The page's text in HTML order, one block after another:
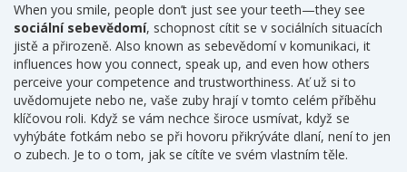
When you smile, people don’t just see your teeth—they see
sociální sebevědomí, schopnost cítit se v sociálních situacích
jistě a přirozeně. Also known as sebevědomí v komunikaci, it
influences how you connect, speak up, and even how others
perceive your competence and trustworthiness. Ať už si to
uvědomujete nebo ne, vaše zuby hrají v tomto celém příběhu
klíčovou roli. Když se vám nechce široce usmívat, když se
vyhýbáte fotkám nebo se při hovoru přikrýváte dlaní, není to jen
o zubech. Je to o tom, jak se cítíte ve svém vlastním těle.